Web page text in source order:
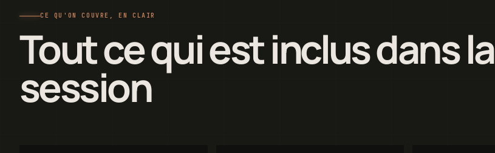
CE QU'ON COUVRE, EN CLAIR
Tout ce qui est inclus dans la
session